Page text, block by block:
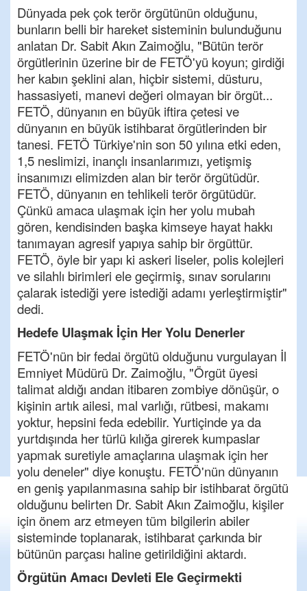
Dünyada pek çok terör örgütünün olduğunu,
bunların belli bir hareket sisteminin bulunduğunu
anlatan Dr. Sabit Akın Zaimoğlu, "Bütün terör
örgütlerinin üzerine bir de FETÖ'yü koyun; girdiği
her kabın şeklini alan, hiçbir sistemi, düsturu,
hassasiyeti, manevi değeri olmayan bir örgüt...
FETÖ, dünyanın en büyük iftira çetesi ve
dünyanın en büyük istihbarat örgütlerinden bir
tanesi. FETÖ Türkiye'nin son 50 yılına etki eden,
1,5 neslimizi, inançlı insanlarımızı, yetişmiş
insanımızı elimizden alan bir terör örgütüdür.
FETÖ, dünyanın en tehlikeli terör örgütüdür.
Çünkü amaca ulaşmak için her yolu mubah
gören, kendisinden başka kimseye hayat hakkı
tanımayan agresif yapıya sahip bir örgüttür.
FETÖ, öyle bir yapı ki askeri liseler, polis kolejleri
ve silahlı birimleri ele geçirmiş, sınav sorularını
çalarak istediği yere istediği adamı yerleştirmiştir"
dedi.
Hedefe Ulaşmak İçin Her Yolu Denerler
FETÖ'nün bir fedai örgütü olduğunu vurgulayan İl
Emniyet Müdürü Dr. Zaimoğlu, "Örgüt üyesi
talimat aldığı andan itibaren zombiye dönüşür, o
kişinin artık ailesi, mal varlığı, rütbesi, makamı
yoktur, hepsini feda edebilir. Yurtiçinde ya da
yurtdışında her türlü kılığa girerek kumpaslar
yapmak suretiyle amaçlarına ulaşmak için her
yolu deneler" diye konuştu. FETÖ'nün dünyanın
en geniş yapılanmasına sahip bir istihbarat örgütü
olduğunu belirten Dr. Sabit Akın Zaimoğlu, kişiler
için önem arz etmeyen tüm bilgilerin abiler
sisteminde toplanarak, istihbarat çarkında bir
bütünün parçası haline getirildiğini aktardı.
Örgütün Amacı Devleti Ele Geçirmekti